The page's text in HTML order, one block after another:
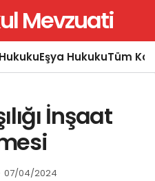
Mevzuati
Eşya HukukuTüm
İnşaat
07/04/2024